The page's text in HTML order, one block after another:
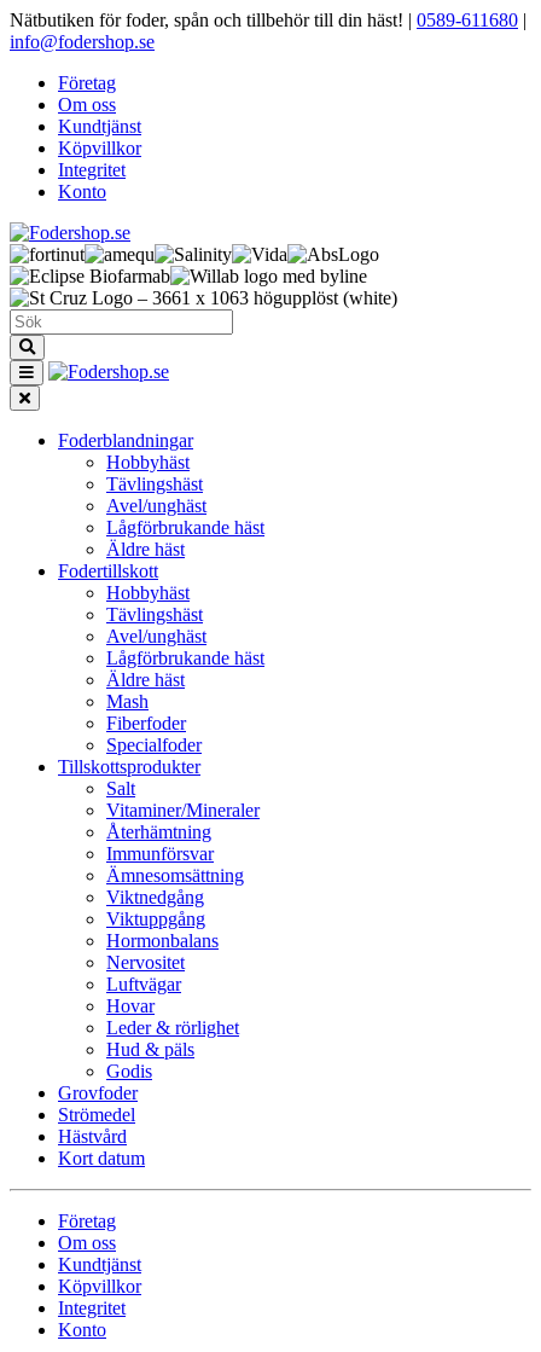
Nätbutiken för foder, spån och tillbehör till din häst! | 0589-611680 |
info@fodershop.se
Företag
Om oss
Kundtjänst
Köpvillkor
Integritet
Konto
Foderblandningar
Hobbyhäst
Tävlingshäst
Avel/unghäst
Lågförbrukande häst
Äldre häst
Fodertillskott
Hobbyhäst
Tävlingshäst
Avel/unghäst
Lågförbrukande häst
Äldre häst
Mash
Fiberfoder
Specialfoder
Tillskottsprodukter
Salt
Vitaminer/Mineraler
Återhämtning
Immunförsvar
Ämnesomsättning
Viktnedgång
Viktuppgång
Hormonbalans
Nervositet
Luftvägar
Hovar
Leder & rörlighet
Hud & päls
Godis
Grovfoder
Strömedel
Hästvård
Kort datum
Företag
Om oss
Kundtjänst
Köpvillkor
Integritet
Konto